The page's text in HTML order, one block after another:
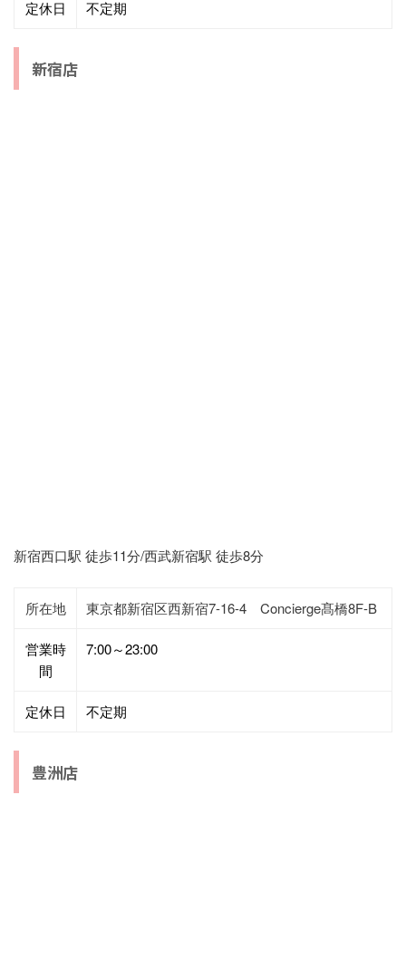
定休日 不定期
新宿店
新宿西口駅 徒歩11分/西武新宿駅 徒歩8分
所在地 東京都新宿区西新宿7-16-4 Concierge髙橋8F-B
営業時
間
7:00～23:00
定休日 不定期
豊洲店